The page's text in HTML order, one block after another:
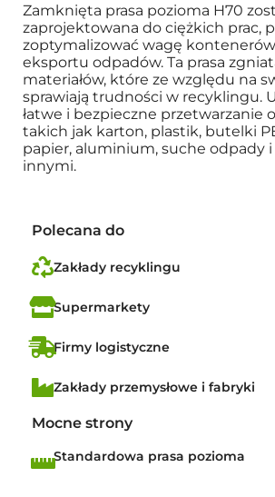
Zamknięta prasa pozioma H70
zaprojektowana do ciężkich prac,
zoptymalizować wagę
eksportu odpadów. Ta prasa
materiałów, które ze względu na
sprawiają trudności w recyklingu.
łatwe i bezpieczne przetwarzanie
takich jak karton, plastik, butelki
papier, aluminium, suche odpady i
innymi.
Polecana do
Zakłady recyklingu
Supermarkety
Firmy logistyczne
Zakłady przemysłowe i fabryki
Mocne strony
Standardowa prasa pozioma